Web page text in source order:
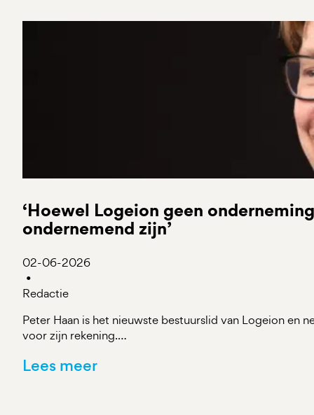
‘Hoewel Logeion geen
ondernemend zijn’
02-06-2026
•
Redactie
Peter Haan is het nieuwste bestuurslid van Logeion en
voor zijn rekening.…
Lees meer